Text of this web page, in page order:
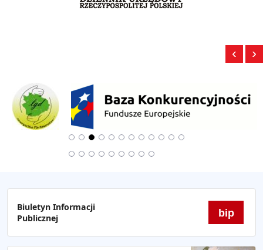
‹ ›
Biuletyn Informacji
Publicznej
bip